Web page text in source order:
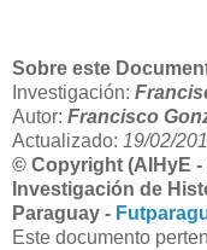
Sobre este
Investigación:
Autor: Francisco
Actualizado: 19/02/
© Copyright (AIHyE
Investigación de
Paraguay -
Este documento